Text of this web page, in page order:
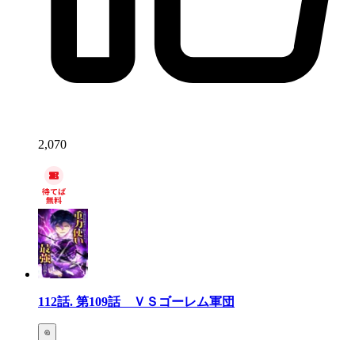
2,070
112話. 第109話 ＶＳゴーレム軍団